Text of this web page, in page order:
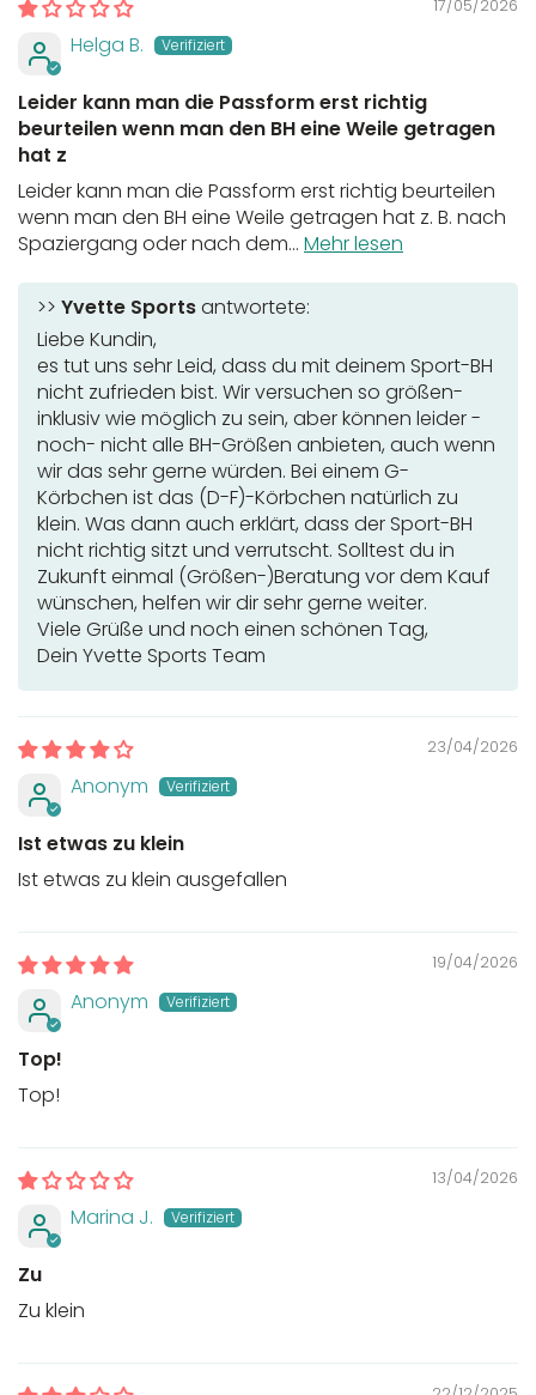
17/05/2026
Helga B.
Leider kann man die Passform erst richtig
beurteilen wenn man den BH eine Weile getragen
hat z
Leider kann man die Passform erst richtig beurteilen
wenn man den BH eine Weile getragen hat z. B. nach
Spaziergang oder nach dem... Mehr lesen
>> Yvette Sportsantwortete:
Liebe Kundin,
es tut uns sehr Leid, dass du mit deinem Sport-BH
nicht zufrieden bist. Wir versuchen so größen-
inklusiv wie möglich zu sein, aber können leider -
noch- nicht alle BH-Größen anbieten, auch wenn
wir das sehr gerne würden. Bei einem G-
Körbchen ist das (D-F)-Körbchen natürlich zu
klein. Was dann auch erklärt, dass der Sport-BH
nicht richtig sitzt und verrutscht. Solltest du in
Zukunft einmal (Größen-)Beratung vor dem Kauf
wünschen, helfen wir dir sehr gerne weiter.
Viele Grüße und noch einen schönen Tag,
Dein Yvette Sports Team
23/04/2026
Anonym
Ist etwas zu klein
Ist etwas zu klein ausgefallen
19/04/2026
Anonym
Top!
Top!
13/04/2026
Marina J.
Zu
Zu klein